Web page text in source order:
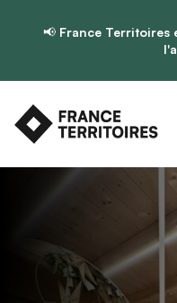
📢 France Territoires